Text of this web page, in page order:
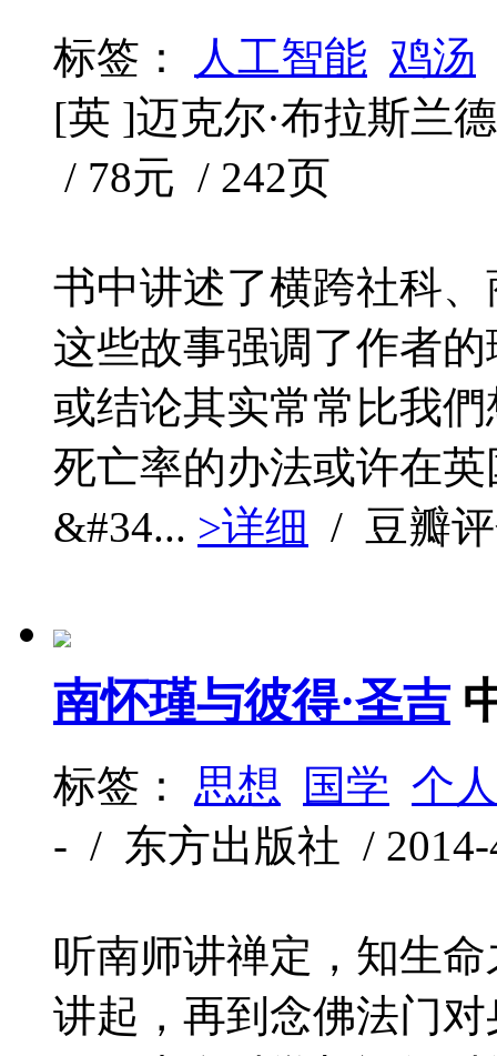
标签： 人工智能 鸡汤
[英 ]迈克尔·布拉斯兰
/ 78元 / 242页
书中讲述了横跨社科
这些故事强调了作者
或结论其实常常比我
死亡率的办法或许在
&#34... >详细 / 豆瓣
南怀瑾与彼得·圣吉
标签： 思想 国学 个
- / 东方出版社 /
听南师讲禅定，知生
讲起，再到念佛法门